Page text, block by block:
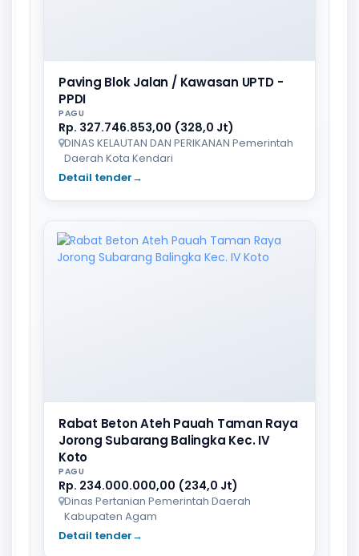
Paving Blok Jalan / Kawasan UPTD -
PPDI
PAGU
Rp. 327.746.853,00 (328,0 Jt)
DINAS KELAUTAN DAN PERIKANAN Pemerintah
Daerah Kota Kendari
Detail tender→
Rabat Beton Ateh Pauah Taman Raya
Jorong Subarang Balingka Kec. IV
Koto
PAGU
Rp. 234.000.000,00 (234,0 Jt)
Dinas Pertanian Pemerintah Daerah
Kabupaten Agam
Detail tender→